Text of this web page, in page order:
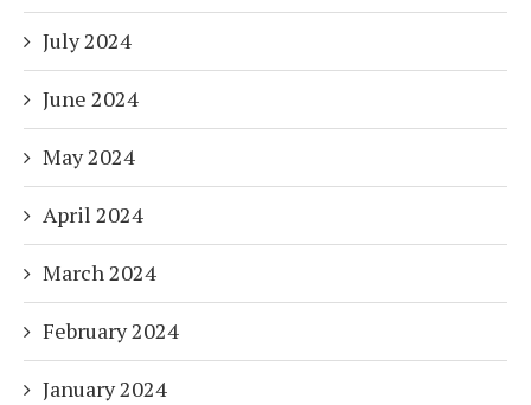
July 2024
June 2024
May 2024
April 2024
March 2024
February 2024
January 2024